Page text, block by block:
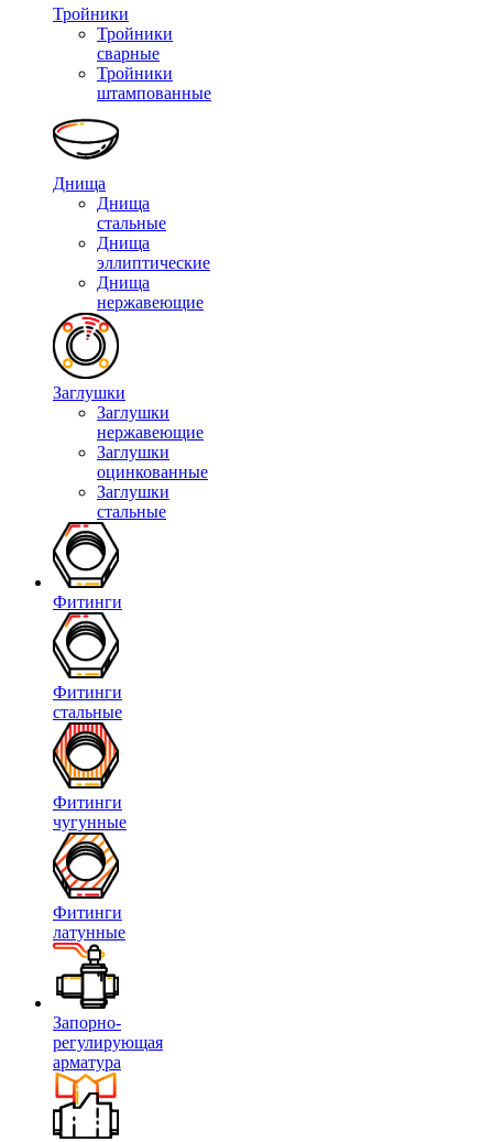
Тройники
Тройники
сварные
Тройники
штампованные
Днища
Днища
стальные
Днища
эллиптические
Днища
нержавеющие
Заглушки
Заглушки
нержавеющие
Заглушки
оцинкованные
Заглушки
стальные
Фитинги
Фитинги
стальные
Фитинги
чугунные
Фитинги
латунные
Запорно-
регулирующая
арматура